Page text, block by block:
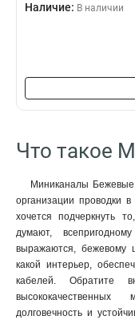
Наличие: В наличии
Что такое
Миниканалы
организации проводки
хочется подчеркнуть
думают,
выражаются, бежевому
какой интерьер,
кабелей. Обратите
долговечность и